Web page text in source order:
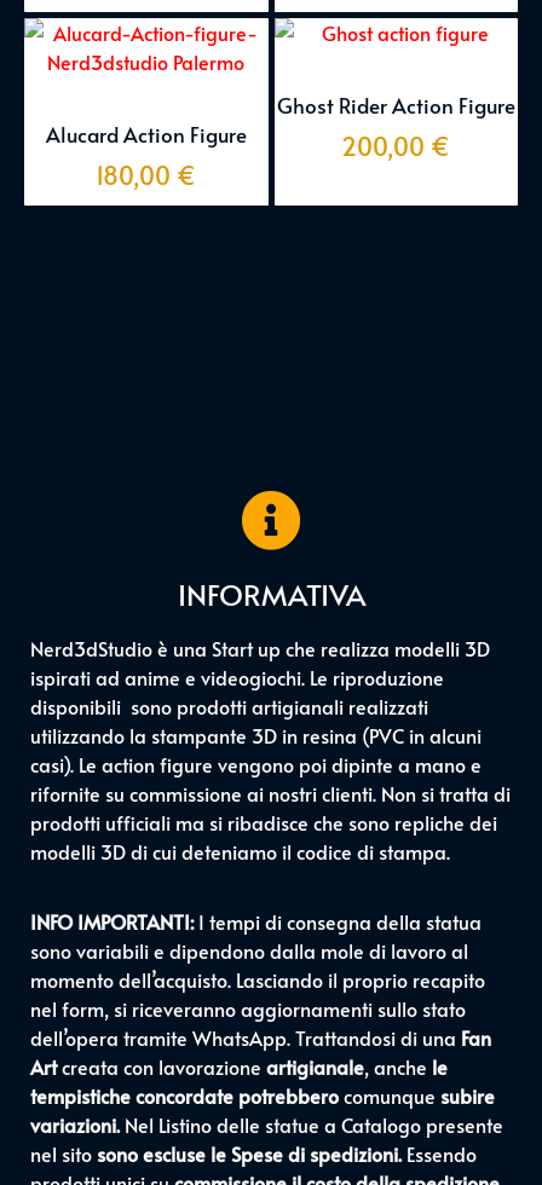
Alucard Action Figure
180,00 €
Ghost Rider Action Figure
200,00 €
INFORMATIVA
Nerd3dStudio è una Start up che realizza modelli 3D
ispirati ad anime e videogiochi. Le riproduzione
disponibili sono prodotti artigianali realizzati
utilizzando la stampante 3D in resina (PVC in alcuni
casi). Le action figure vengono poi dipinte a mano e
rifornite su commissione ai nostri clienti. Non si tratta di
prodotti ufficiali ma si ribadisce che sono repliche dei
modelli 3D di cui deteniamo il codice di stampa.
INFO IMPORTANTI:I tempi di consegna della statua
sono variabili e dipendono dalla mole di lavoro al
momento dell’acquisto. Lasciando il proprio recapito
nel form, si riceveranno aggiornamenti sullo stato
dell’opera tramite WhatsApp. Trattandosi di una Fan
Artcreata con lavorazione artigianale, anche le
tempistiche concordate potrebberocomunque subire
variazioni.Nel Listino delle statue a Catalogo presente
nel sito sono escluse le Spese di spedizioni.Essendo